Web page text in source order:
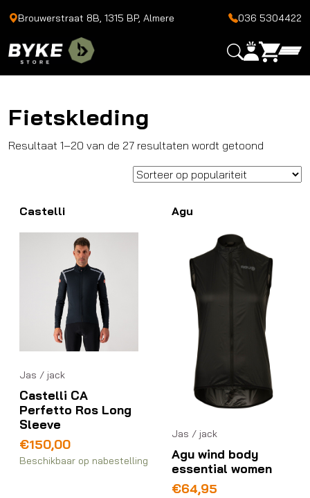
Brouwerstraat 8B, 1315 BP, Almere 036 5304422
Fietskleding
Resultaat 1–20 van de 27 resultaten wordt getoond
op
Castelli
Jas / jack
Castelli CA
Perfetto Ros Long
Sleeve
€150,00
Beschikbaar op nabestelling
Agu
Jas / jack
Agu wind body
essential women
€64,95